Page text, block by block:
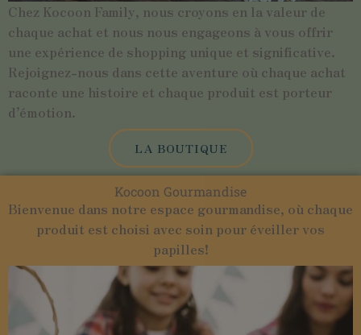
Chez Kocoon Family, nous croyons en la valeur de
chaque achat et nous nous engageons à vous offrir
une expérience de shopping unique et significative.
Rejoignez-nous dans cette aventure où chaque achat
raconte une histoire et chaque produit est porteur
d’émotion.
LA BOUTIQUE
Kocoon Gourmandise
Bienvenue dans notre espace gourmandise, où chaque
produit est choisi avec soin pour éveiller vos
papilles!